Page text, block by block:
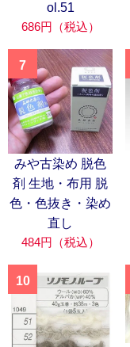
ol.51
686円（税込）
7
みや古染め 脱色
剤 生地・布用 脱
色・色抜き・染め
直し
484円（税込）
10